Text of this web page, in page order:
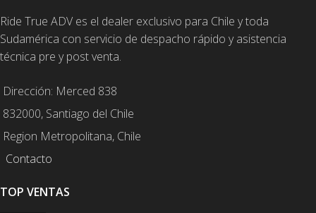
Ride True ADV es el dealer exclusivo para Chile y toda
Sudamérica con servicio de despacho rápido y asistencia
técnica pre y post venta.
Dirección: Merced 838
832000, Santiago del Chile
Region Metropolitana, Chile
Contacto
TOP VENTAS